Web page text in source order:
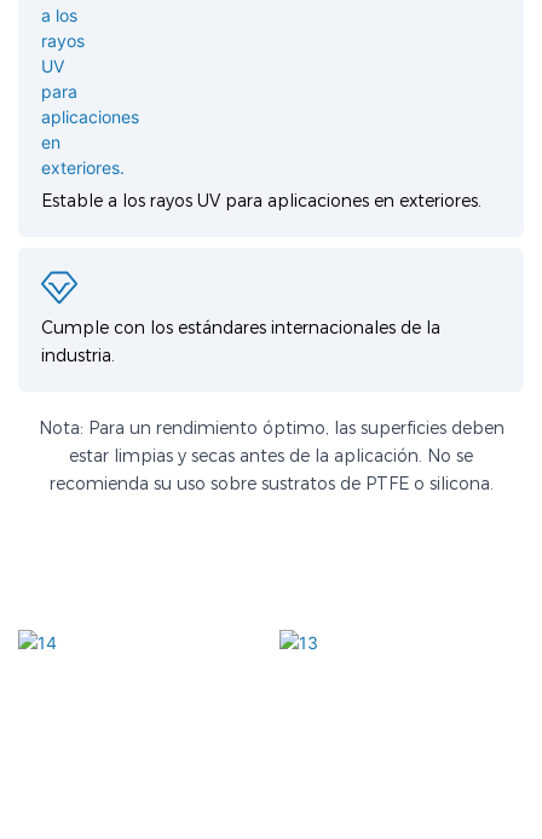
Estable a los rayos UV para aplicaciones en exteriores.
Cumple con los estándares internacionales de la
industria.
Nota: Para un rendimiento óptimo, las superficies deben
estar limpias y secas antes de la aplicación. No se
recomienda su uso sobre sustratos de PTFE o silicona.